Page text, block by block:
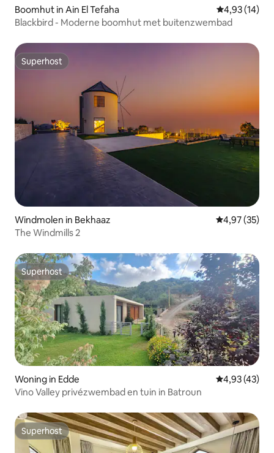
Boomhut in Ain El Tefaha Gemiddelde
4,93 (14)
Blackbird - Moderne boomhut met buitenzwembad
Superhost
Superhost
Windmolen in Bekhaaz Gemiddelde
4,97 (35)
The Windmills 2
Superhost
Superhost
Woning in Edde Gemiddelde
4,93 (43)
Vino Valley privézwembad en tuin in Batroun
Superhost
Superhost